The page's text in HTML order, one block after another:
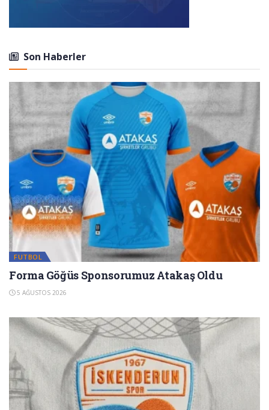
Son Haberler
FUTBOL
Forma Göğüs Sponsorumuz Atakaş Oldu
5 AĞUSTOS 2026